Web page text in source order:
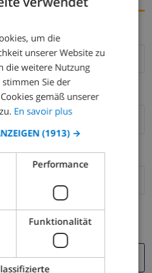
nicht korrekt funktioniert.
DUTCH
SPANISH
GERMAN
DANISH
NORWEGIAN
um die
unserer Website zu
die weitere Nutzung
Sie der
gemäß unserer
En savoir plus
(1913) →
Performance
Funktionalität